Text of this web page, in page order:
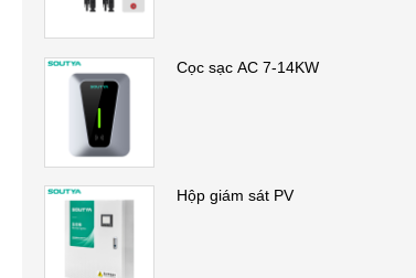
Cọc sạc AC 7-14KW
Hộp giám sát PV